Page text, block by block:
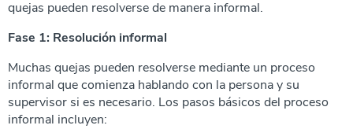
quejas pueden resolverse de manera informal.
Fase 1: Resolución informal
Muchas quejas pueden resolverse mediante un proceso
informal que comienza hablando con la persona y su
supervisor si es necesario. Los pasos básicos del proceso
informal incluyen: